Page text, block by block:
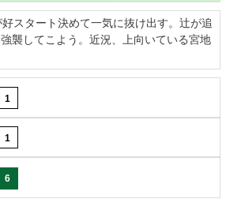
スタート決めて一気に抜け出す。辻が追
襲してこよう。近況、上向いている宮地
1
1
6